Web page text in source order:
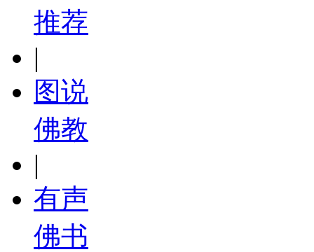
推荐
|
图说
佛教
|
有声
佛书